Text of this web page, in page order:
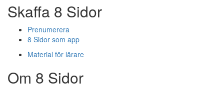
Skaffa 8 Sidor
Prenumerera
8 Sidor som app
Material för lärare
Om 8 Sidor